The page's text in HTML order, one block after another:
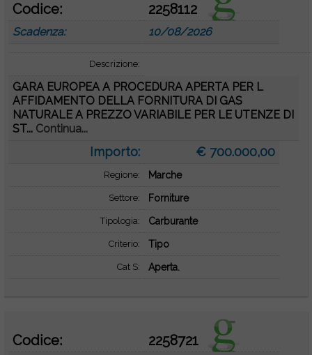
Codice: 2258112
Scadenza: 10/08/2026
Descrizione:
GARA EUROPEA A PROCEDURA APERTA PER L
AFFIDAMENTO DELLA FORNITURA DI GAS
NATURALE A PREZZO VARIABILE PER LE UTENZE DI
ST... Continua...
Importo: € 700.000,00
Regione: Marche
Settore: Forniture
Tipologia: Carburante
Criterio: Tipo
Cat S: Aperta.
Codice: 2258721